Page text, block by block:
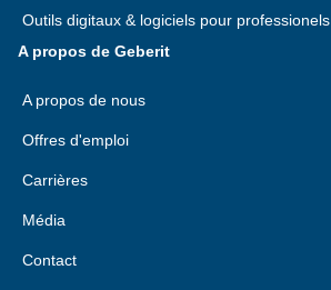
Outils digitaux & logiciels pour professionels
A propos de Geberit
A propos de nous
Offres d'emploi
Carrières
Média
Contact